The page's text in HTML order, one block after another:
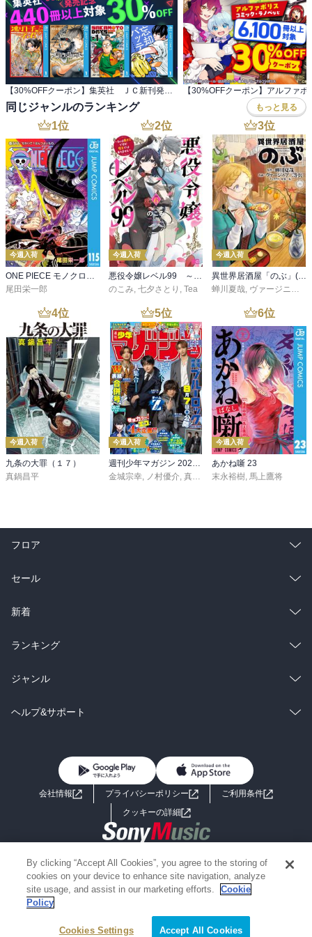
同じジャンルのランキング もっと見る
1位
今週入荷
ONE PIECE モノクロ版 115
尾田栄一郎
2位
今週入荷
悪役令嬢レベル99 ～私は裏ボスですが魔王ではありません～ その６
のこみ, 七夕さとり , Tea
3位
今週入荷
異世界居酒屋「のぶ」(22)
蝉川夏哉, ヴァージニア二等兵
4位
今週入荷
九条の大罪（１７）
真鍋昌平
5位
今週入荷
週刊少年マガジン 2026年36・37号[2026年8月5日発売]
金城宗幸, ノ村優介, 真島ヒロ ,宮島礼吏,新川直司
6位
今週入荷
あかね噺 23
末永裕樹, 馬上鷹将
フロア
総合
ラノベ
雑誌・グラビア
BL・TL
セール
総合
ラノベ
雑誌・グラビア
BL・TL
新着
総合
ラノベ
雑誌・グラビア
ランキング
総合
ラノベ
ジャンル
コミック
ライトノベル 男子向けラノベ
小説
海外小説
ミステリー SF
歴史・時代小説
ヘルプ&サポート
よくあるご質問 お問い合わせ
会社情報 プライバシーポリシー
ご利用条件
クッキーの詳細
Copyright 2017 - 2026 Sony Music Entertainment(Japan) Inc.
Information on the site is for the Japan domestic market only
powered by
By clicking “Accept All Cookies”, you agree to the storing of
cookies on your device to enhance site navigation, analyze
site usage, and assist in our marketing efforts.
Cookie
Policy
Cookies Settings Accept All Cookies